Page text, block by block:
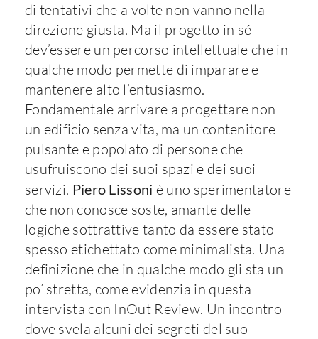
di tentativi che a volte non vanno nella
direzione giusta. Ma il progetto in sé
dev’essere un percorso intellettuale che in
qualche modo permette di imparare e
mantenere alto l’entusiasmo.
Fondamentale arrivare a progettare non
un edificio senza vita, ma un contenitore
pulsante e popolato di persone che
usufruiscono dei suoi spazi e dei suoi
servizi. Piero Lissoni è uno sperimentatore
che non conosce soste, amante delle
logiche sottrattive tanto da essere stato
spesso etichettato come minimalista. Una
definizione che in qualche modo gli sta un
po’ stretta, come evidenzia in questa
intervista con InOut Review. Un incontro
dove svela alcuni dei segreti del suo